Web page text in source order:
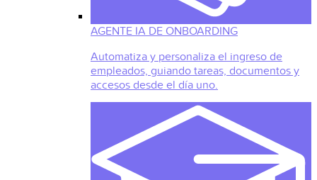
AGENTE IA DE ONBOARDING
Automatiza y personaliza el ingreso de
empleados, guiando tareas, documentos y
accesos desde el día uno.